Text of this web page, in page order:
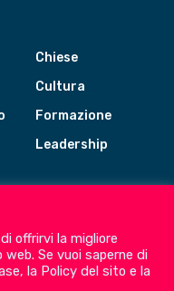
Chiese
Cultura
Formazione
Leadership
offrirvi la migliore
Se vuoi saperne di
, la Policy del sito e la